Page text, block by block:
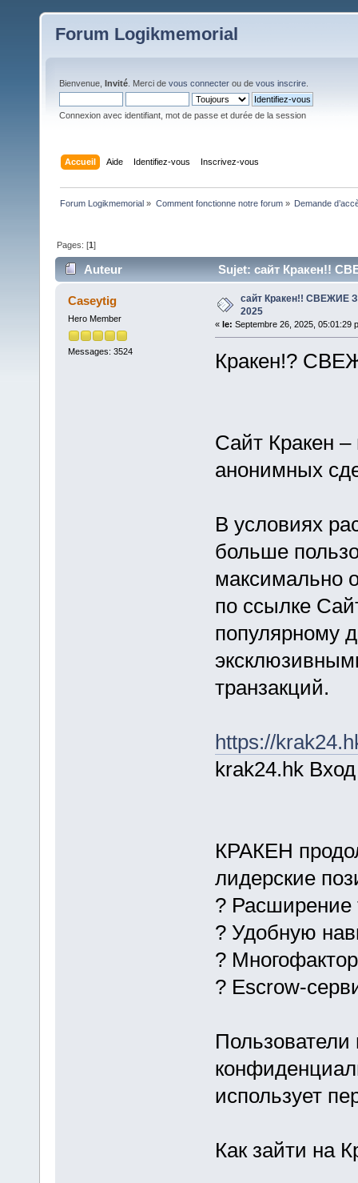
Forum Logikmemorial
Bienvenue, Invité . Merci de vous connecter ou de vous inscrire
Connexion avec identifiant, mot de passe et durée de la session
Accueil Aide Identifiez-vous Inscrivez-vous
Forum Logikmemorial » Comment fonctionne notre forum» Demande
Pages: [1]
Auteur Sujet: сайт Кракен!!
Caseytig
Hero Member
Messages: 3524
сайт Кракен!! СВЕЖИЕ
2025
« le: Septembre 26, 2025, 05:01:29
Кракен!?
Сайт Кракен
анонимных
В условиях
больше
максимально
по ссылке
популярному
транзакций.
https://
krak24.hk Вход
КРАКЕН
лидерские
? Расширение
? Удобную
?
? Escrow-
использует
Как зайти на